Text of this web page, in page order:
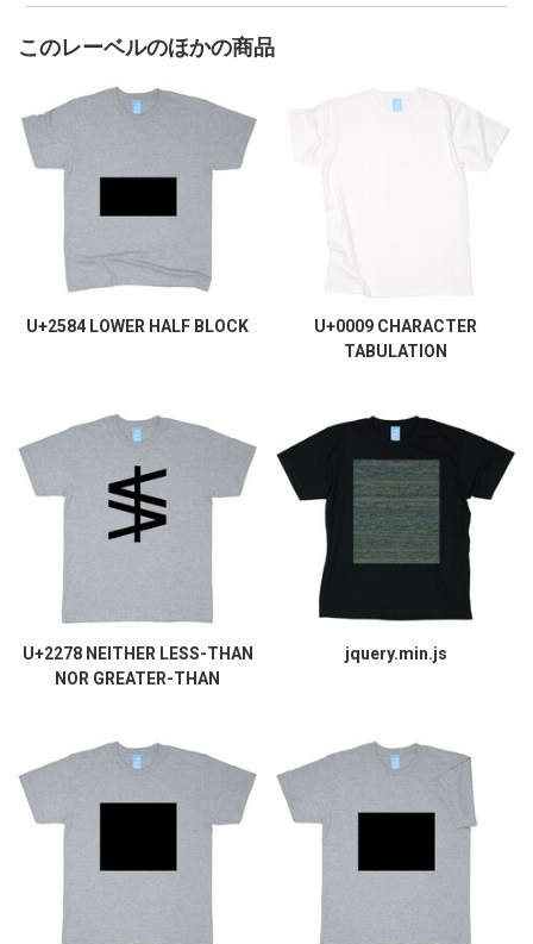
このレーベルのほかの商品
U+2584 LOWER HALF BLOCK
U+0009 CHARACTER
TABULATION
U+2278 NEITHER LESS-THAN
NOR GREATER-THAN
jquery.min.js